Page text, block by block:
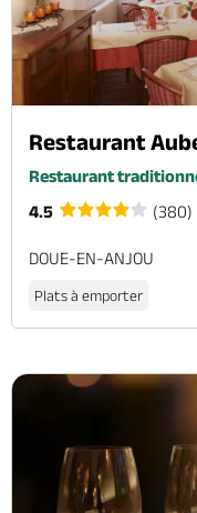
Restaurant
Restaurant
4.5
(380)
DOUE-EN-ANJOU
Plats à emporter